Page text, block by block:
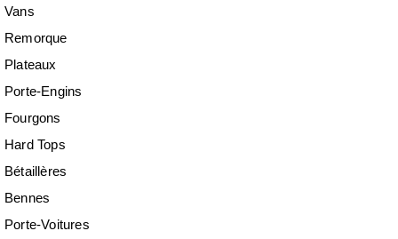
Vans
Remorque
Plateaux
Porte-Engins
Fourgons
Hard Tops
Bétaillères
Bennes
Porte-Voitures